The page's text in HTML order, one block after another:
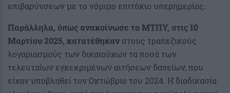
επιβαρύνσεων με το νόμιμο επιτόκιο υπερημερίας.
Παράλληλα, όπως ανακοίνωσε το ΜΤΠΥ, στις 10
Μαρτίου 2025, κατατέθηκανστους τραπεζικούς
λογαριασμούς των δικαιούχων τα ποσά των
τελευταίων εγκεκριμένων αιτήσεων δανείων, που
είχαν υποβληθεί τον Οκτώβριο του 2024. Η διαδικασία